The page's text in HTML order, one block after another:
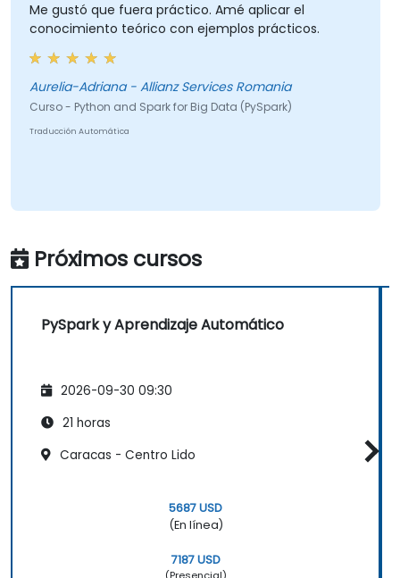
Me gustó que fuera práctico. Amé aplicar el
conocimiento teórico con ejemplos prácticos.
Aurelia-Adriana - Allianz Services Romania
Curso - Python and Spark for Big Data (PySpark)
Traducción Automática
Próximos cursos
PySpark y Aprendizaje Automático
2026-09-30 09:30
21 horas
Caracas - Centro Lido
5687 USD
(En línea)
7187 USD
(Presencial)